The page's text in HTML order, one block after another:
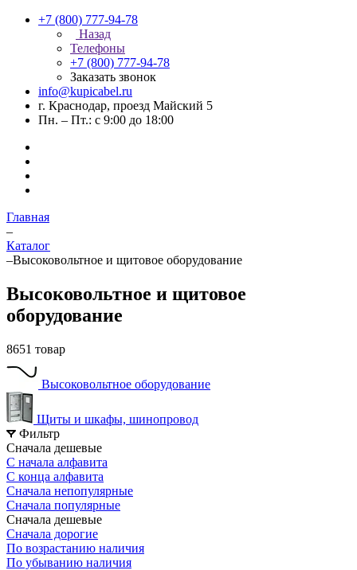
+7 (800) 777-94-78
Назад
Телефоны
+7 (800) 777-94-78
Заказать звонок
info@kupicabel.ru
г. Краснодар, проезд Майский 5
Пн. – Пт.: с 9:00 до 18:00
Главная
–
Каталог
–Высоковольтное и щитовое оборудование
Высоковольтное и щитовое
оборудование
8651 товар
Высоковольтное оборудование
Щиты и шкафы, шинопровод
Фильтр
Сначала дешевые
С начала алфавита
С конца алфавита
Сначала непопулярные
Сначала популярные
Сначала дешевые
Сначала дорогие
По возрастанию наличия
По убыванию наличия